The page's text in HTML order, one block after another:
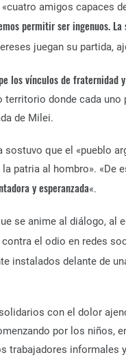
amigos capaces
permitir ser ingenuos.
juegan su partida,
los vínculos de fraternidad
donde cada
de Milei.
que el «pueblo
patria al hombro». «De
y esperanzada«.
se anime al diálogo, al
el odio en redes
instalados delante de
con el dolor
por los niños,
trabajadores informales